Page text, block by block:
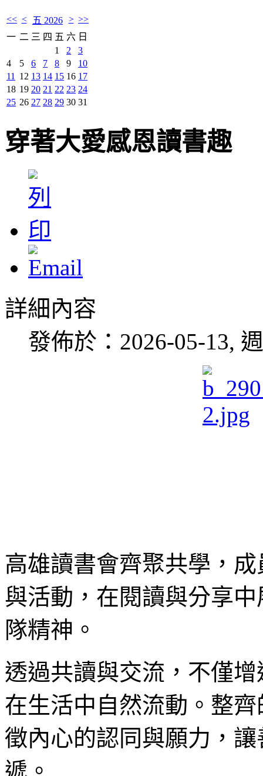
<< < 五 2026 > >>
一 二 三 四 五 六 日
1
2
3
4
5 6 7 8 9
10
11
12 13 14 15 16 17
18 19 20 21 22 23 24
25 26 27 28 29 30 31
穿著大愛感恩讀書趣
詳細內容
發佈於：2026-05-13,
高雄讀書會齊聚共學，
與活動，在閱讀與分享
隊精神。
透過共讀與交流，不僅
在生活中自然流動。整
徵內心的認同與願力，
遞。